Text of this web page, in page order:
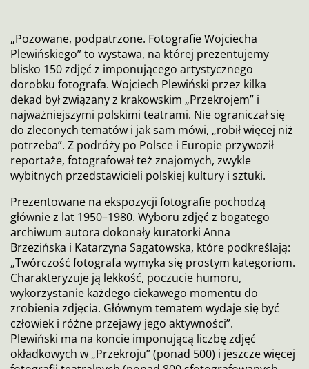
„Pozowane, podpatrzone. Fotografie Wojciecha
Plewińskiego” to wystawa, na której prezentujemy
blisko 150 zdjęć z imponującego artystycznego
dorobku fotografa. Wojciech Plewiński przez kilka
dekad był związany z krakowskim „Przekrojem” i
najważniejszymi polskimi teatrami. Nie ograniczał się
do zleconych tematów i jak sam mówi, „robił więcej niż
potrzeba”. Z podróży po Polsce i Europie przywoził
reportaże, fotografował też znajomych, zwykle
wybitnych przedstawicieli polskiej kultury i sztuki.
Prezentowane na ekspozycji fotografie pochodzą
głównie z lat 1950–1980. Wyboru zdjęć z bogatego
archiwum autora dokonały kuratorki Anna
Brzezińska i Katarzyna Sagatowska, które podkreślają:
„Twórczość fotografa wymyka się prostym kategoriom.
Charakteryzuje ją lekkość, poczucie humoru,
wykorzystanie każdego ciekawego momentu do
zrobienia zdjęcia. Głównym tematem wydaje się być
człowiek i różne przejawy jego aktywności”.
Plewiński ma na koncie imponującą liczbę zdjęć
okładkowych w „Przekroju” (ponad 500) i jeszcze więcej